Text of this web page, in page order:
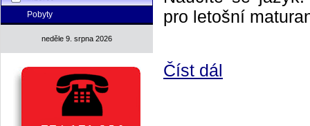
Pobyty
neděle 9. srpna 2026
pro letošní
Číst dál